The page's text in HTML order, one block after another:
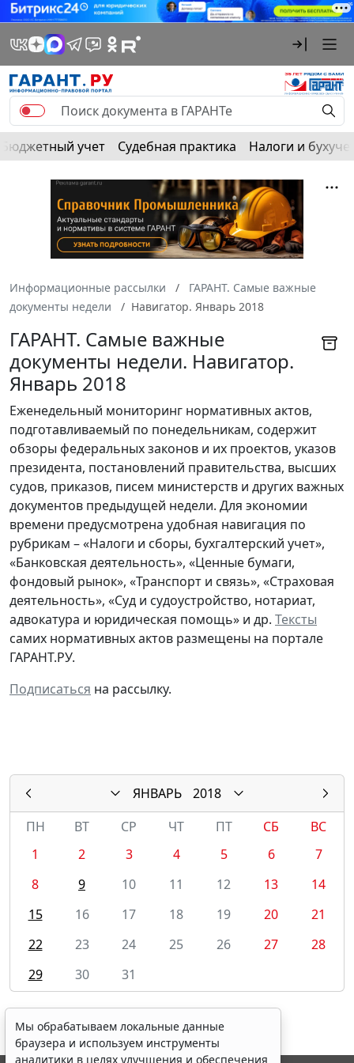
Бюджетный учет Судебная практика Налоги и
Информационные рассылки
ГАРАНТ. Самые важные
документы недели
Навигатор. Январь 2018
ГАРАНТ. Самые важные
документы недели. Навигатор.
Январь 2018
Еженедельный мониторинг нормативных актов,
подготавливаемый по понедельникам, содержит
обзоры федеральных законов и их проектов, указов
президента, постановлений правительства, высших
судов, приказов, писем министерств и других важных
документов предыдущей недели. Для экономии
времени предусмотрена удобная навигация по
рубрикам – «Налоги и сборы, бухгалтерский учет»,
«Банковская деятельность», «Ценные бумаги,
фондовый рынок», «Транспорт и связь», «Страховая
деятельность», «Суд и судоустройство, нотариат,
адвокатура и юридическая помощь» и др. Тексты
самих нормативных актов размещены на портале
ГАРАНТ.РУ.
Подписаться на рассылку.
ЯНВАРЬ
2018
ПН
ВТ СР ЧТ ПТ СБ
ВС
1
2 3 4 5 6
7
8
9 10 11 12 13
14
15
16 17 18 19 20
21
22
23 24 25 26 27
28
29
30 31
Мы обрабатываем локальные данные
браузера и используем инструменты
аналитики в целях улучшения и обеспечения